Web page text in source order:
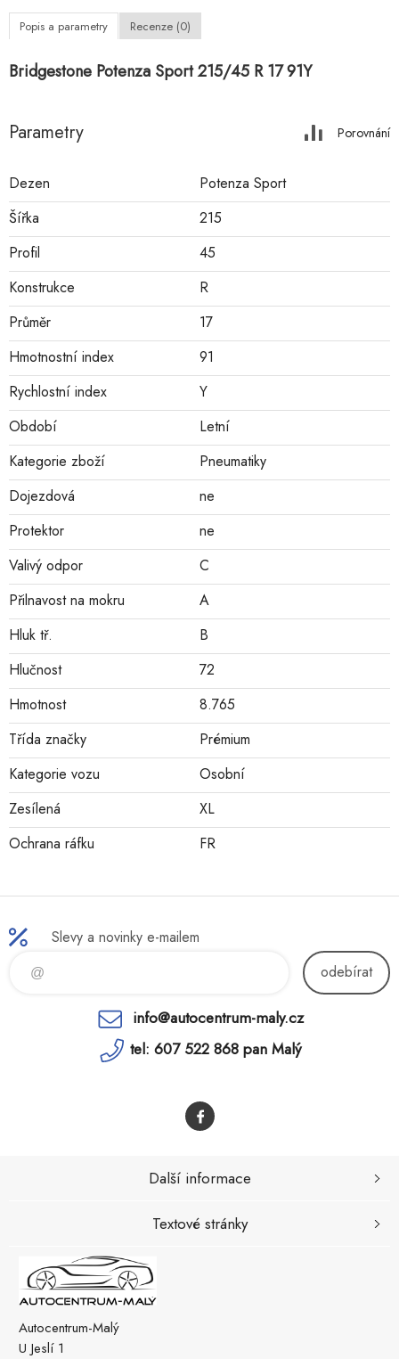
Popis a parametry Recenze (0)
Bridgestone Potenza Sport 215/45 R 17 91Y
Parametry Porovnání
Dezen
Potenza Sport
Šířka
215
Profil
45
Konstrukce
R
Průměr
17
Hmotnostní index
91
Rychlostní index
Y
Období
Letní
Kategorie zboží
Pneumatiky
Dojezdová
ne
Protektor
ne
Valivý odpor
C
Přilnavost na mokru
A
Hluk tř.
B
Hlučnost
72
Hmotnost
8.765
Třída značky
Prémium
Kategorie vozu
Osobní
Zesílená
XL
Ochrana ráfku
FR
Slevy a novinky e-mailem
odebírat
info@autocentrum-maly.cz
tel: 607 522 868 pan Malý
Autocentrum-Malý
U Jeslí 1
Další informace
Textové stránky